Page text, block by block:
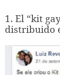
1. El “kit
distribuido